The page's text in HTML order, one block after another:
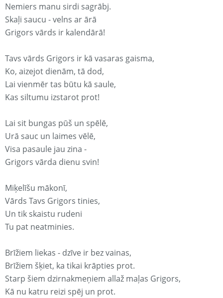
Nemiers manu sirdi sagrābj.
Skaļi saucu - velns ar ārā
Grigors vārds ir kalendārā!
Tavs vārds Grigors ir kā vasaras gaisma,
Ko, aizejot dienām, tā dod,
Lai vienmēr tas būtu kā saule,
Kas siltumu izstarot prot!
Lai sit bungas pūš un spēlē,
Urā sauc un laimes vēlē,
Visa pasaule jau zina -
Grigors vārda dienu svin!
Miķelīšu mākonī,
Vārds Tavs Grigors tinies,
Un tik skaistu rudeni
Tu pat neatminies.
Brīžiem liekas - dzīve ir bez vainas,
Brīžiem šķiet, ka tikai krāpties prot.
Starp šiem dzirnakmeņiem allaž maļas Grigors,
Kā nu katru reizi spēj un prot.